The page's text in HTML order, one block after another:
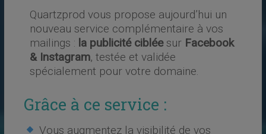
Quartzprod vous propose aujourd’hui un
nouveau service complémentaire à vos
mailings : la publicité cibléesur Facebook
& Instagram, testée et validée
spécialement pour votre domaine.
Grâce à ce service :
Vous augmentez la visibilité de vos